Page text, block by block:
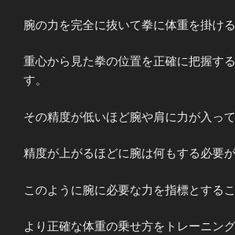
腕の力を完全に抜いて拳に体重を掛ける
重心から見た拳の位置を正確に把握す
す。
その精度が低いほど腕や肩に力が入って
精度が上がるほどに腕は何もする必要が
このように腕に必要な力を指標とするこ
より正確な体重の乗せ方をトレーニング